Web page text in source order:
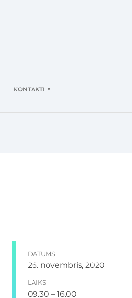
KONTAKTI ▼
DATUMS
26. novembris, 2020
LAIKS
09.30 – 16.00